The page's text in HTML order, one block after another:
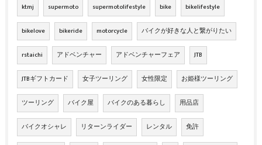
ktmj supermoto supermotolifestyle bike bikelifestyle
bikelove bikeride motorcycle バイクが好きな人と繋がりたい
rstaichi アドベンチャー アドベンチャーフェア JTB
JTBギフトカード 女子ツーリング 女性限定 お姫様ツーリング
ツーリング バイク屋 バイクのある暮らし 用品店
バイクオシャレ リターンライダー レンタル 免許